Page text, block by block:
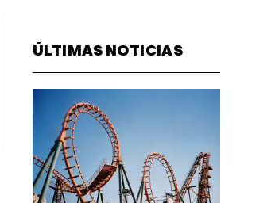
ÚLTIMAS NOTICIAS